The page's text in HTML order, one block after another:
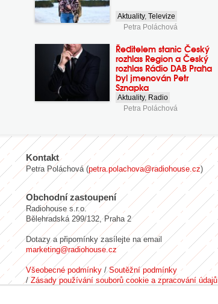
Aktuality,Televize
Petra Poláchová
Ředitelem stanic Český
rozhlas Region a Český
rozhlas Rádio DAB Praha
byl jmenován Petr
Sznapka
Aktuality, Radio
Petra Poláchová
Kontakt
Petra Poláchová (petra.polachova@radiohouse.cz)
Obchodní zastoupení
Radiohouse s.r.o.
Bělehradská 299/132, Praha 2
Dotazy a připomínky zasílejte na email
marketing@radiohouse.cz
Všeobecné podmínky/Soutěžní podmínky
/Zásady používání souborů cookie a zpracování údajů